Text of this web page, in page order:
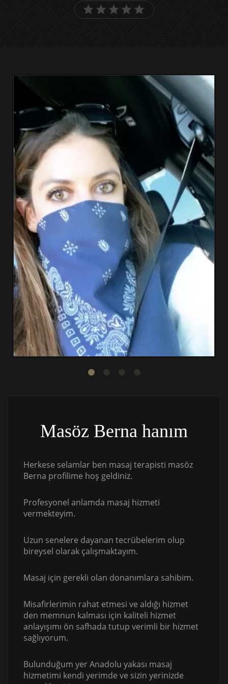
Masöz Berna hanım
Herkese selamlar ben masaj terapisti masöz
Berna profilime hoş geldiniz.
Profesyonel anlamda masaj hizmeti
vermekteyim.
Uzun senelere dayanan tecrübelerim olup
bireysel olarak çalışmaktayım.
Masaj için gerekli olan donanımlara sahibim.
Misafirlerimin rahat etmesi ve aldığı hizmet
den memnun kalması için kaliteli hizmet
anlayışımı ön safhada tutup verimli bir hizmet
sağlıyorum.
Bulunduğum yer Anadolu yakası masaj
hizmetimi kendi yerimde ve sizin yerinizde